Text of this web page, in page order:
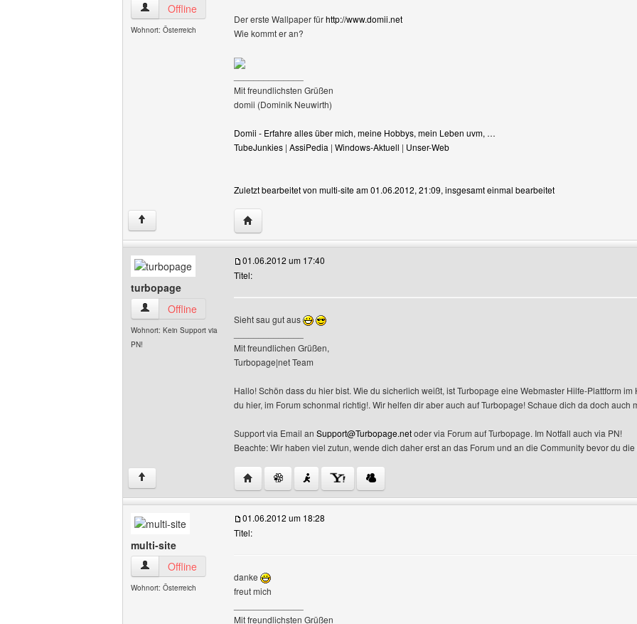
multi-site Benutzer-Profile anzeigen
Offline
Wohnort: Österreich
Der erste Wallpaper fürhttp://www.domii.net
Wie kommt er an?
Mit freundlichsten Grüßen
domii (Dominik Neuwirth)
Domii - Erfahre alles über mich, meine Hobbys, mein Leben uvm, …
TubeJunkies | AssiPedia | Windows-Aktuell | Unser-Web
Zuletzt bearbeitet von multi-site am 01.06.2012, 21:09, insgesamt einmal bearbeitet
↑ Website dieses Benutzers besuchen: multi-site
turbopage
turbopage Benutzer-Profile anzeigen
Offline
Wohnort: Kein Support via
PN!
01.06.2012 um 17:40
Titel:
Sieht sau gut aus
Mit freundlichen Grüßen,
Turbopage|net Team
Hallo! Schön dass du hier bist. Wie du sicherlich weißt, ist Turbopage eine Webmaster Hilfe-Plattform
du hier, im Forum schonmal richtig!. Wir helfen dir aber auch auf Turbopage! Schaue dich da doch auch
Support via Email an Support@Turbopage.netoder via Forum auf Turbopage. Im Notfall auch via PN!
Beachte: Wir haben viel zutun, wende dich daher erst an das Forum und an die Community bevor du
↑ Website dieses Benutzers besuchen: turbopage
multi-site
multi-site Benutzer-Profile anzeigen
Offline
Wohnort: Österreich
01.06.2012 um 18:28
Titel:
danke
freut mich
Mit freundlichsten Grüßen